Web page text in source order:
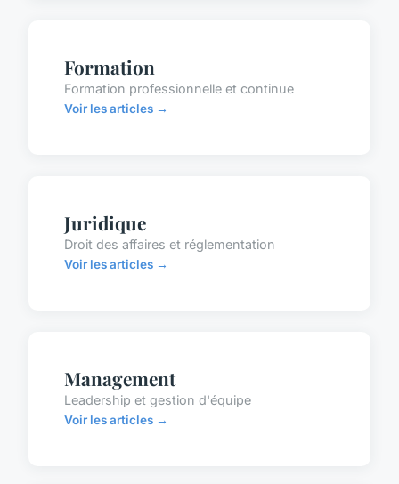
Formation
Formation professionnelle et continue
Voir les articles →
Juridique
Droit des affaires et réglementation
Voir les articles →
Management
Leadership et gestion d'équipe
Voir les articles →